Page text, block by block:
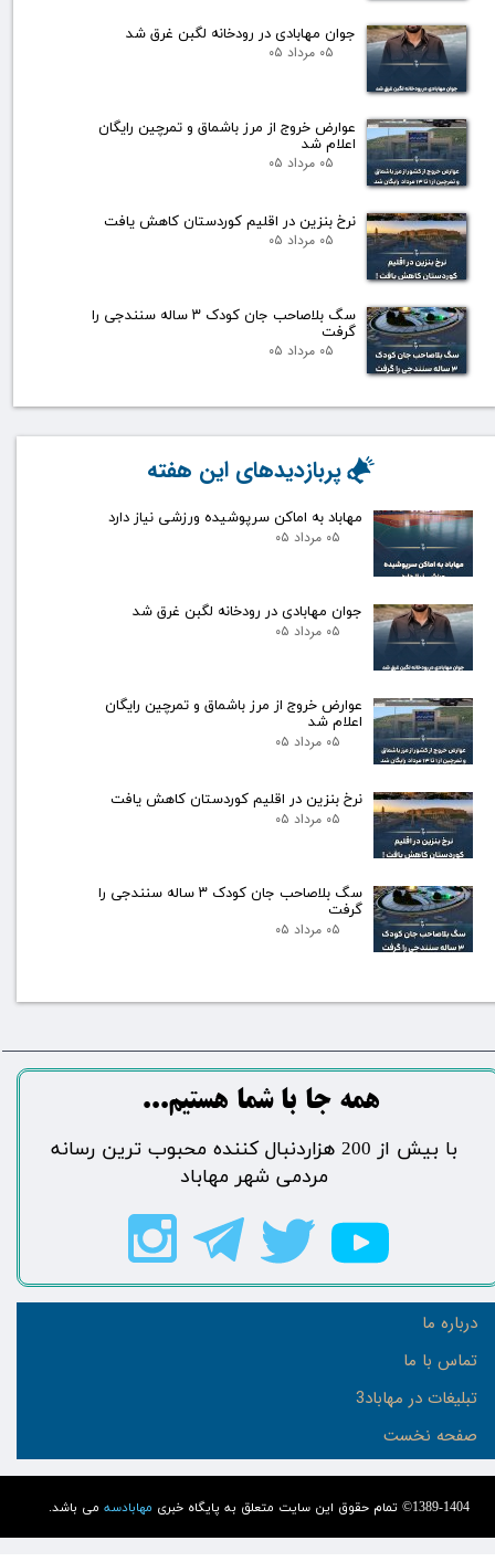
جوان مهابادی در رودخانه لگبن غرق شد
۰۵ مرداد ۰۵
عوارض خروج از مرز باشماق و تمرچین رایگان
اعلام شد
۰۵ مرداد ۰۵
نرخ بنزین در اقلیم کوردستان کاهش یافت
۰۵ مرداد ۰۵
سگ بلاصاحب جان کودک ۳ ساله سنندجی را
گرفت
۰۵ مرداد ۰۵
مهاباد به اماکن سرپوشیده ورزشی نیاز دارد
۰۵ مرداد ۰۵
جوان مهابادی در رودخانه لگبن غرق شد
۰۵ مرداد ۰۵
عوارض خروج از مرز باشماق و تمرچین رایگان
اعلام شد
۰۵ مرداد ۰۵
نرخ بنزین در اقلیم کوردستان کاهش یافت
۰۵ مرداد ۰۵
سگ بلاصاحب جان کودک ۳ ساله سنندجی را
گرفت
۰۵ مرداد ۰۵
پربازدیدهای این هفته
1389-1404© تمام حقوق این سایت متعلق به پایگاه خبری مهابادسه می باشد.
درباره ما
تماس با ما
تبلیغات در مهاباد3
صفحه نخست
​​​همه جا با شما هستیم...​​​​​​​​​​​​​​
​با بیش از 200 هزاردنبال کننده محبوب ترین رسانه
مردمی شهر مهاباد​​​​​​​​​​​​​​